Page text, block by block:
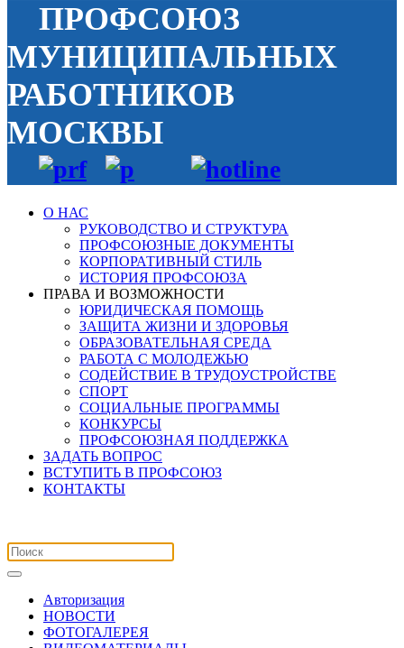
ПРОФСОЮЗ
МУНИЦИПАЛЬНЫХ
РАБОТНИКОВ
МОСКВЫ
О НАС
РУКОВОДСТВО И СТРУКТУРА
ПРОФСОЮЗНЫЕ ДОКУМЕНТЫ
КОРПОРАТИВНЫЙ СТИЛЬ
ИСТОРИЯ ПРОФСОЮЗА
ПРАВА И ВОЗМОЖНОСТИ
ЮРИДИЧЕСКАЯ ПОМОЩЬ
ЗАЩИТА ЖИЗНИ И ЗДОРОВЬЯ
ОБРАЗОВАТЕЛЬНАЯ СРЕДА
РАБОТА С МОЛОДЕЖЬЮ
СОДЕЙСТВИЕ В ТРУДОУСТРОЙСТВЕ
СПОРТ
СОЦИАЛЬНЫЕ ПРОГРАММЫ
КОНКУРСЫ
ПРОФСОЮЗНАЯ ПОДДЕРЖКА
ЗАДАТЬ ВОПРОС
ВСТУПИТЬ В ПРОФСОЮЗ
КОНТАКТЫ
Авторизация
НОВОСТИ
ФОТОГАЛЕРЕЯ